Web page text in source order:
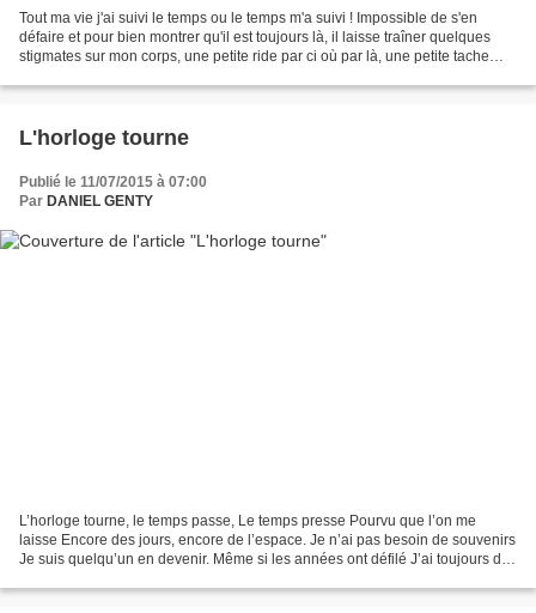
Tout ma vie j'ai suivi le temps ou le temps m'a suivi ! Impossible de s'en
défaire et pour bien montrer qu'il est toujours là, il laisse traîner quelques
stigmates sur mon corps, une petite ride par ci où par là, une petite tache
L'horloge tourne
Publié le 11/07/2015 à 07:00
Par DANIEL GENTY
L’horloge tourne, le temps passe, Le temps presse Pourvu que l’on me
laisse Encore des jours, encore de l’espace. Je n’ai pas besoin de souvenirs
Je suis quelqu’un en devenir. Même si les années ont défilé J’ai toujours de